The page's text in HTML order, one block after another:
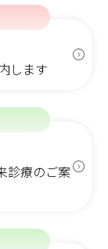
します
診療のご案